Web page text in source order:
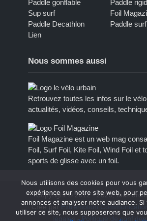
Paddle gonflable
Paddle
Sup surf
Foil
Paddle Decathlon
Paddle surf
Lien
Nous sommes aussi
Retrouvez toutes les infos sur le
actualités, vidéos, conseils,
Foil Magazine est un web mag
Foil, Surf Foil, Kite Foil, Wind Foil et
sports de glisse avec un foil.
Copyright © 2012 - 2023, tous
Créé par Extremotion
légales
-Politique de
Nous utilisons des cookies pour vous
expérience sur notre site web, pour
annonces et analyser notre audiance.
utiliser ce site, nous supposerons que